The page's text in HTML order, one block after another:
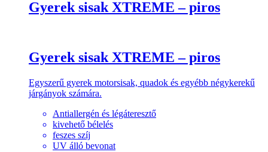
Gyerek sisak XTREME – piros
Gyerek sisak XTREME – piros
Egyszerű gyerek motorsisak, quadok és egyébb négykerekű
járgányok számára.
Antiallergén és légáteresztő
kivehető bélelés
feszes szíj
UV álló bevonat